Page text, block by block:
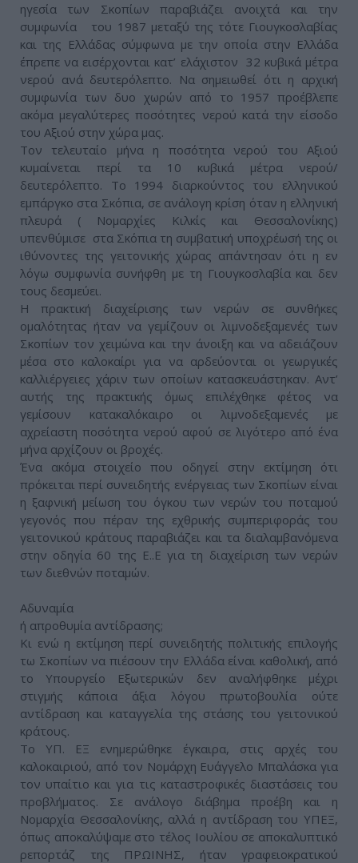
ηγεσία των Σκοπίων παραβιάζει ανοιχτά και την
συμφωνία του 1987 μεταξύ της τότε Γιουγκοσλαβίας
και της Ελλάδας σύμφωνα με την οποία στην Ελλάδα
έπρεπε να εισέρχονται κατ’ ελάχιστον 32 κυβικά μέτρα
νερού ανά δευτερόλεπτο. Να σημειωθεί ότι η αρχική
συμφωνία των δυο χωρών από το 1957 προέβλεπε
ακόμα μεγαλύτερες ποσότητες νερού κατά την είσοδο
του Αξιού στην χώρα μας.
Τον τελευταίο μήνα η ποσότητα νερού του Αξιού
κυμαίνεται περί τα 10 κυβικά μέτρα νερού/
δευτερόλεπτο. Το 1994 διαρκούντος του ελληνικού
εμπάργκο στα Σκόπια, σε ανάλογη κρίση όταν η ελληνική
πλευρά ( Νομαρχίες Κιλκίς και Θεσσαλονίκης)
υπενθύμισε στα Σκόπια τη συμβατική υποχρέωσή της οι
ιθύνοντες της γειτονικής χώρας απάντησαν ότι η εν
λόγω συμφωνία συνήφθη με τη Γιουγκοσλαβία και δεν
τους δεσμεύει.
Η πρακτική διαχείρισης των νερών σε συνθήκες
ομαλότητας ήταν να γεμίζουν οι λιμνοδεξαμενές των
Σκοπίων τον χειμώνα και την άνοιξη και να αδειάζουν
μέσα στο καλοκαίρι για να αρδεύονται οι γεωργικές
καλλιέργειες χάριν των οποίων κατασκευάστηκαν. Αντ’
αυτής της πρακτικής όμως επιλέχθηκε φέτος να
γεμίσουν κατακαλόκαιρο οι λιμνοδεξαμενές με
αχρείαστη ποσότητα νερού αφού σε λιγότερο από ένα
μήνα αρχίζουν οι βροχές.
Ένα ακόμα στοιχείο που οδηγεί στην εκτίμηση ότι
πρόκειται περί συνειδητής ενέργειας των Σκοπίων είναι
η ξαφνική μείωση του όγκου των νερών του ποταμού
γεγονός που πέραν της εχθρικής συμπεριφοράς του
γειτονικού κράτους παραβιάζει και τα διαλαμβανόμενα
στην οδηγία 60 της Ε..Ε για τη διαχείριση των νερών
των διεθνών ποταμών.
Αδυναμία
ή απροθυμία αντίδρασης;
Κι ενώ η εκτίμηση περί συνειδητής πολιτικής επιλογής
τω Σκοπίων να πιέσουν την Ελλάδα είναι καθολική, από
το Υπουργείο Εξωτερικών δεν αναλήφθηκε μέχρι
στιγμής κάποια άξια λόγου πρωτοβουλία ούτε
αντίδραση και καταγγελία της στάσης του γειτονικού
κράτους.
Το ΥΠ. ΕΞ ενημερώθηκε έγκαιρα, στις αρχές του
καλοκαιριού, από τον Νομάρχη Ευάγγελο Μπαλάσκα για
τον υπαίτιο και για τις καταστροφικές διαστάσεις του
προβλήματος. Σε ανάλογο διάβημα προέβη και η
Νομαρχία Θεσσαλονίκης, αλλά η αντίδραση του ΥΠΕΞ,
όπως αποκαλύψαμε στο τέλος Ιουλίου σε αποκαλυπτικό
ρεπορτάζ της ΠΡΩΙΝΗΣ, ήταν γραφειοκρατικού